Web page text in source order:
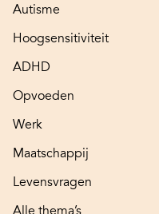
Autisme
Hoogsensitiviteit
ADHD
Opvoeden
Werk
Maatschappij
Levensvragen
Alle thema’s